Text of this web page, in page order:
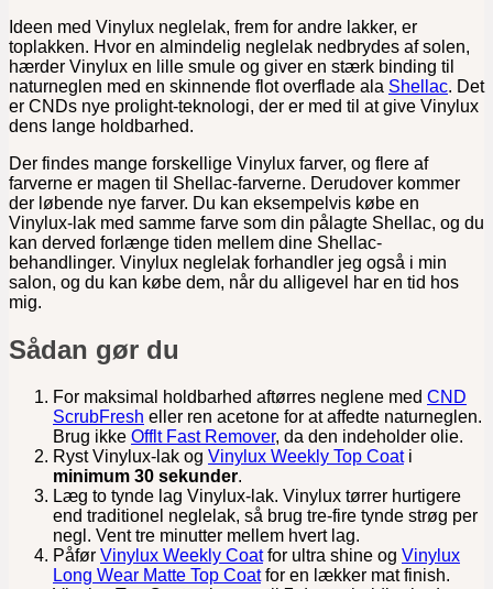
Ideen med Vinylux neglelak, frem for andre lakker, er
toplakken. Hvor en almindelig neglelak nedbrydes af solen,
hærder Vinylux en lille smule og giver en stærk binding til
naturneglen med en skinnende flot overflade ala Shellac. Det
er CNDs nye prolight-teknologi, der er med til at give Vinylux
dens lange holdbarhed.
Der findes mange forskellige Vinylux farver, og flere af
farverne er magen til Shellac-farverne. Derudover kommer
der løbende nye farver. Du kan eksempelvis købe en
Vinylux-lak med samme farve som din pålagte Shellac, og du
kan derved forlænge tiden mellem dine Shellac-
behandlinger. Vinylux neglelak forhandler jeg også i min
salon, og du kan købe dem, når du alligevel har en tid hos
mig.
Sådan gør du
For maksimal holdbarhed aftørres neglene med CND
ScrubFresh eller ren acetone for at affedte naturneglen.
Brug ikke Offlt Fast Remover, da den indeholder olie.
Ryst Vinylux-lak og Vinylux Weekly Top Coati
minimum 30 sekunder.
Læg to tynde lag Vinylux-lak. Vinylux tørrer hurtigere
end traditionel neglelak, så brug tre-fire tynde strøg per
negl. Vent tre minutter mellem hvert lag.
Påfør Vinylux Weekly Coatfor ultra shine og Vinylux
Long Wear Matte Top Coatfor en lækker mat finish.